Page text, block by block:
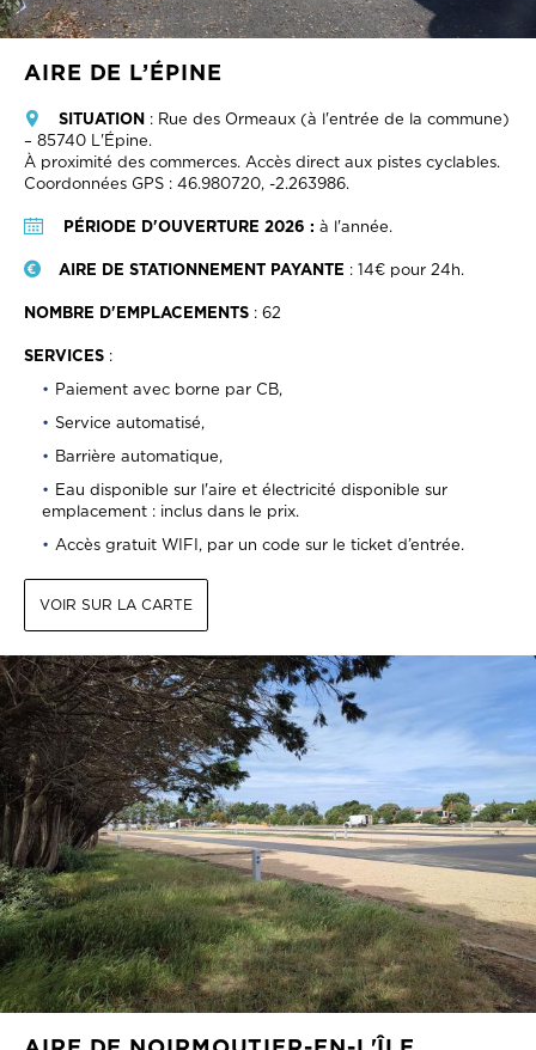
AIRE DE L’ÉPINE
SITUATION: Rue des Ormeaux (à l'entrée de la commune)
– 85740 L'Épine.
À proximité des commerces. Accès direct aux pistes cyclables.
Coordonnées GPS : 46.980720, -2.263986.
PÉRIODE D'OUVERTURE 2026 : à l'année.
AIRE DE STATIONNEMENT PAYANTE : 14€ pour 24h.
NOMBRE D'EMPLACEMENTS : 62
SERVICES :
Paiement avec borne par CB,
Service automatisé,
Barrière automatique,
Eau disponible sur l'aire et électricité disponible sur
emplacement : inclus dans le prix.
Accès gratuit WIFI, par un code sur le ticket d’entrée.
VOIR SUR LA CARTE